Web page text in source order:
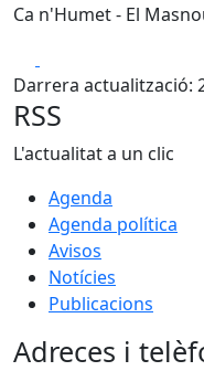
Ca n'Humet - El
Darrera actualització:
RSS
L'actualitat a un clic
Agenda
Agenda política
Avisos
Notícies
Publicacions
Adreces i